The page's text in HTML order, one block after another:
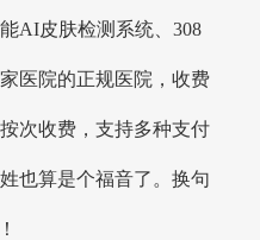
AI皮肤检测系统、308
医院的正规医院，收费
次收费，支持多种支付
也算是个福音了。换句